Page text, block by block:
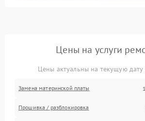
Цены на услуги
Цены актуальны на текущую
Замена материнской платы
Прошивка / разблокировка